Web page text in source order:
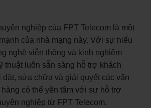
nghiệp của FPT Telecom là một
của nhà mạng này. Với sự hiểu
nghệ viễn thông và kinh nghiệm
thuật luôn sẵn sàng hỗ trợ khách
đặt, sửa chữa và giải quyết các vấn
có thể yên tâm với sự hỗ trợ
nghiệp từ FPT Telecom.